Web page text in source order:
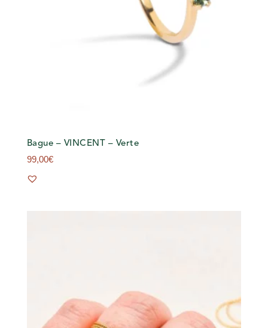
Bague – VINCENT – Verte
99,00€